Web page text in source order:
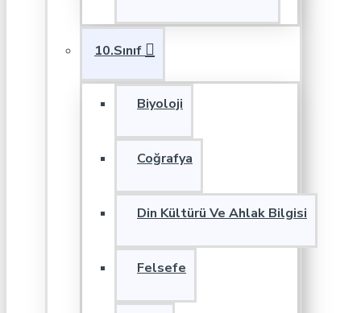
10.Sınıf
Biyoloji
Coğrafya
Din Kültürü Ve Ahlak Bilgisi
Felsefe